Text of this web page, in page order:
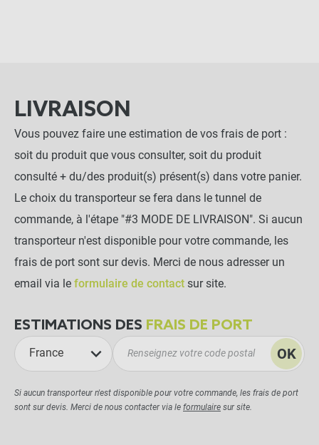
LIVRAISON
Vous pouvez faire une estimation de vos frais de port :
soit du produit que vous consulter, soit du produit
consulté + du/des produit(s) présent(s) dans votre panier.
Le choix du transporteur se fera dans le tunnel de
commande, à l'étape "#3 MODE DE LIVRAISON". Si aucun
transporteur n'est disponible pour votre commande, les
frais de port sont sur devis. Merci de nous adresser un
email via le formulaire de contact sur site.
ESTIMATIONS DES FRAIS DE PORT
France OK
Si aucun transporteur n'est disponible pour votre commande, les frais de port
sont sur devis. Merci de nous contacter via le formulaire sur site.